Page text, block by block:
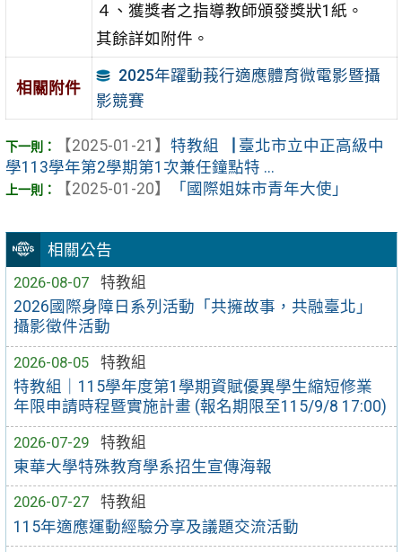
相關公告
2026-08-07
特教組
2026國際身障日系列活動「共擁故事，共融臺北」
攝影徵件活動
2026-08-05
特教組
特教組｜115學年度第1學期資賦優異學生縮短修業
年限申請時程暨實施計畫 (報名期限至115/9/8 17:00)
2026-07-29
特教組
東華大學特殊教育學系招生宣傳海報
2026-07-27
特教組
115年適應運動經驗分享及議題交流活動
４、獲獎者之指導教師頒發獎狀1紙。
其餘詳如附件。
相關附件
2025年躍動莪行適應體育微電影暨攝
影競賽
【2025-01-21】 特教組▕ 臺北市立中正高級中
學113學年第2學期第1次兼任鐘點特 ...
【2025-01-20】
「國際姐妹市青年大使」